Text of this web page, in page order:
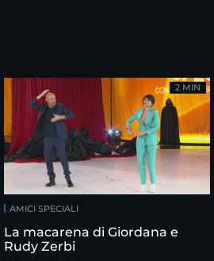
AMICI SPECIALI
La macarena di Giordana e
Rudy Zerbi
2 MIN